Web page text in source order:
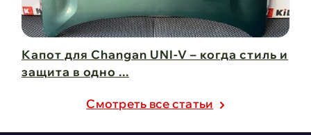
Капот для Changan UNI-V – когда стиль и
защита в одно ...
Cмотреть все статьи